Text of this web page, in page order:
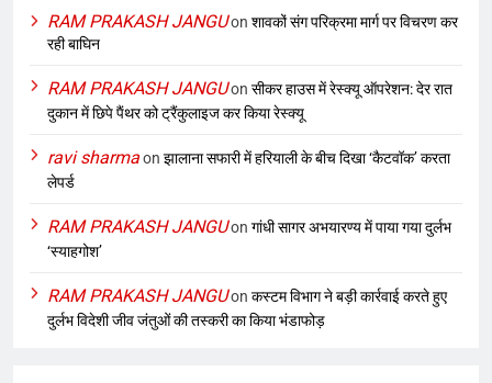
RAM PRAKASH JANGUon शावकों संग परिक्रमा मार्ग पर विचरण कर
रही बाघिन
RAM PRAKASH JANGUon सीकर हाउस में रेस्क्यू ऑपरेशन: देर रात
दुकान में छिपे पैंथर को ट्रैंकुलाइज कर किया रेस्क्यू
ravi sharmaon झालाना सफारी में हरियाली के बीच दिखा ‘कैटवॉक’ करता
लेपर्ड
RAM PRAKASH JANGUon गांधी सागर अभयारण्य में पाया गया दुर्लभ
‘स्याहगोश’
RAM PRAKASH JANGUon कस्टम विभाग ने बड़ी कार्रवाई करते हुए
दुर्लभ विदेशी जीव जंतुओं की तस्करी का किया भंडाफोड़